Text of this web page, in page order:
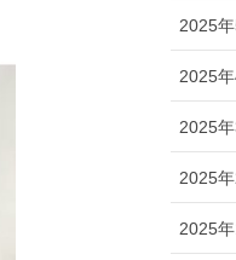
2025年
2025年
2025年
2025年
2025年